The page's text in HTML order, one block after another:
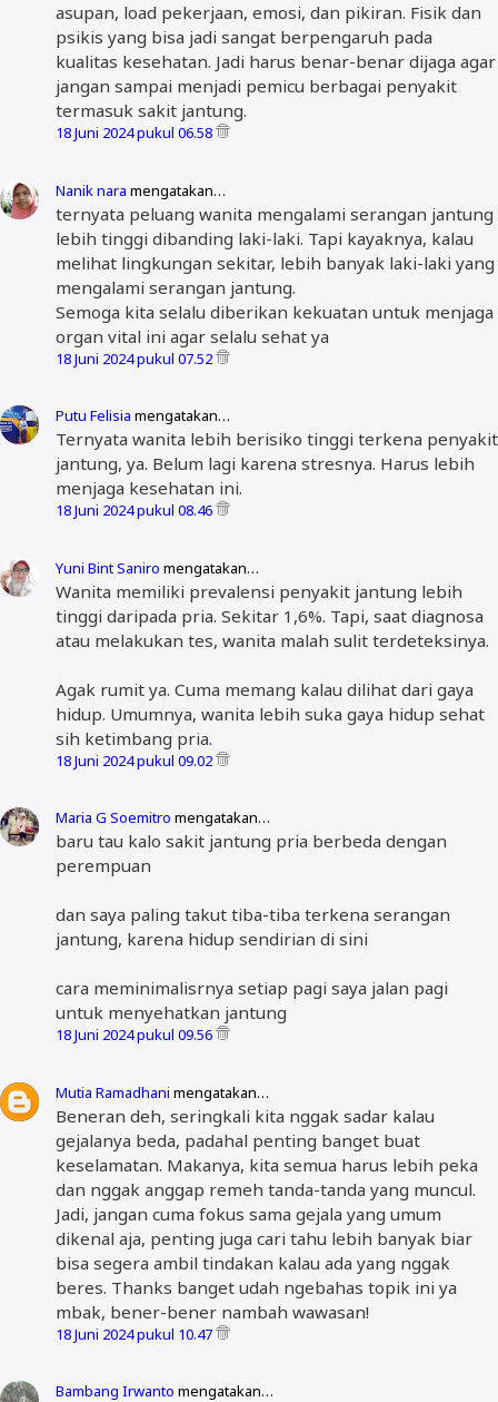
asupan, load pekerjaan, emosi, dan pikiran. Fisik dan
psikis yang bisa jadi sangat berpengaruh pada
kualitas kesehatan. Jadi harus benar-benar dijaga agar
jangan sampai menjadi pemicu berbagai penyakit
termasuk sakit jantung.
18 Juni 2024 pukul 06.58
Nanik nara mengatakan…
ternyata peluang wanita mengalami serangan jantung
lebih tinggi dibanding laki-laki. Tapi kayaknya, kalau
melihat lingkungan sekitar, lebih banyak laki-laki yang
mengalami serangan jantung.
Semoga kita selalu diberikan kekuatan untuk menjaga
organ vital ini agar selalu sehat ya
18 Juni 2024 pukul 07.52
Putu Felisia mengatakan…
Ternyata wanita lebih berisiko tinggi terkena penyakit
jantung, ya. Belum lagi karena stresnya. Harus lebih
menjaga kesehatan ini.
18 Juni 2024 pukul 08.46
Yuni Bint Saniro mengatakan…
Wanita memiliki prevalensi penyakit jantung lebih
tinggi daripada pria. Sekitar 1,6%. Tapi, saat diagnosa
atau melakukan tes, wanita malah sulit terdeteksinya.
Agak rumit ya. Cuma memang kalau dilihat dari gaya
hidup. Umumnya, wanita lebih suka gaya hidup sehat
sih ketimbang pria.
18 Juni 2024 pukul 09.02
Maria G Soemitro mengatakan…
baru tau kalo sakit jantung pria berbeda dengan
perempuan
dan saya paling takut tiba-tiba terkena serangan
jantung, karena hidup sendirian di sini
cara meminimalisrnya setiap pagi saya jalan pagi
untuk menyehatkan jantung
18 Juni 2024 pukul 09.56
Mutia Ramadhani mengatakan…
Beneran deh, seringkali kita nggak sadar kalau
gejalanya beda, padahal penting banget buat
keselamatan. Makanya, kita semua harus lebih peka
dan nggak anggap remeh tanda-tanda yang muncul.
Jadi, jangan cuma fokus sama gejala yang umum
dikenal aja, penting juga cari tahu lebih banyak biar
bisa segera ambil tindakan kalau ada yang nggak
beres. Thanks banget udah ngebahas topik ini ya
mbak, bener-bener nambah wawasan!
18 Juni 2024 pukul 10.47
Bambang Irwanto mengatakan…